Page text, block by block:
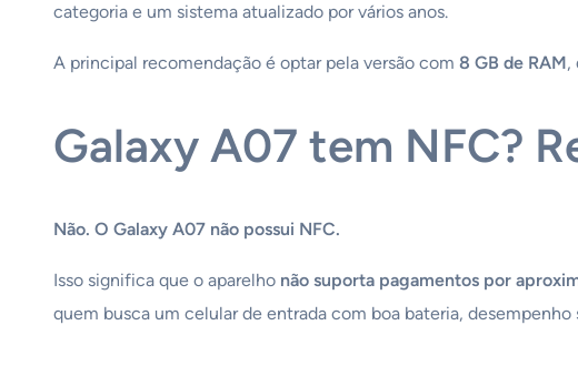
categoria e um sistema atualizado por vários anos.
A principal recomendação é optar pela versão com 8 GB de RAM,
Galaxy A07 tem NFC?
Não. O Galaxy A07 não possui NFC.
Isso significa que o aparelho não suporta pagamentos por
quem busca um celular de entrada com boa bateria,